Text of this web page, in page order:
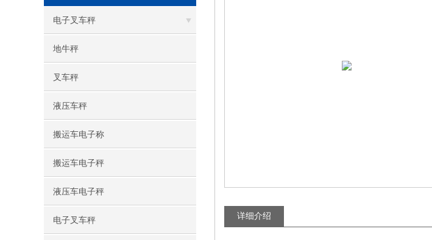
电子叉车秤
地牛秤
叉车秤
液压车秤
搬运车电子称
搬运车电子秤
液压车电子秤
电子叉车秤 详细介绍